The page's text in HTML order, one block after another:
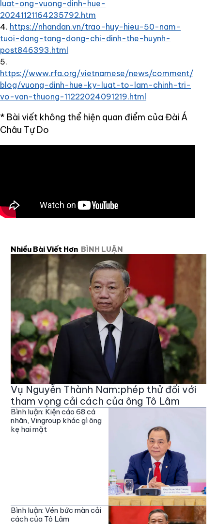
luat-ong-vuong-dinh-hue-
20241121164235792.htm
https://nhandan.vn/trao-huy-hieu-50-nam-
tuoi-dang-tang-dong-chi-dinh-the-huynh-
post846393.html
https://www.rfa.org/vietnamese/news/comment/
blog/vuong-dinh-hue-ky-luat-to-lam-chinh-tri-
vo-van-thuong-11222024091219.html
* Bài viết không thể hiện quan điểm của Đài Á
Châu Tự Do
Nhiều Bài Viết Hơn BÌNH LUẬN
Vụ Nguyễn Thành Nam:phép thử đối với
tham vọng cải cách của ông Tô Lâm
Bình luận: Kiện cáo 68 cá
nhân, Vingroup khác gì ông
kẹ hai mặt
Bình luận: Vén bức màn cải
cách của Tô Lâm